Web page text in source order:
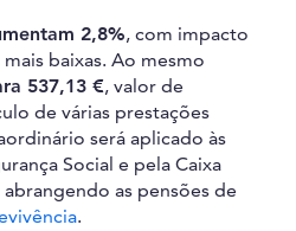
2,8%, com impacto
baixas. Ao mesmo
537,13 €, valor de
de várias prestações
será aplicado às
Social e pela Caixa
as pensões de
.